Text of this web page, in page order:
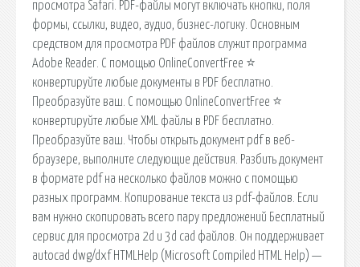
просмотра Safari. PDF-файлы могут включать кнопки, поля
формы, ссылки, видео, аудио, бизнес-логику. Основным
средством для просмотра PDF файлов служит программа
Adobe Reader. С помощью OnlineConvertFree ⭐ ️
конвертируйте любые документы в PDF бесплатно.
Преобразуйте ваш. С помощью OnlineConvertFree ⭐ ️
конвертируйте любые XML файлы в PDF бесплатно.
Преобразуйте ваш. Чтобы открыть документ pdf в веб-
браузере, выполните следующие действия. Разбить документ
в формате pdf на несколько файлов можно с помощью
разных программ. Копирование текста из pdf-файлов. Если
вам нужно скопировать всего пару предложений Бесплатный
сервис для просмотра 2d и 3d cad файлов. Он поддерживает
autocad dwg/dxf HTMLHelp (Microsoft Compiled HTML Help) —